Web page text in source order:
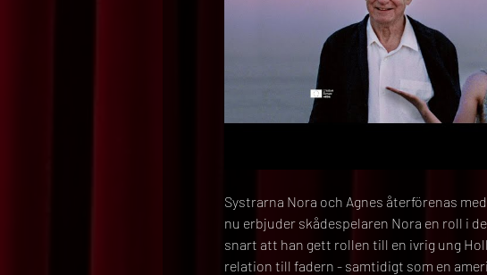
Systrarna Nora och Agnes återförenas
nu erbjuder skådespelaren Nora en roll i
snart att han gett rollen till en ivrig ung
relation till fadern - samtidigt som en